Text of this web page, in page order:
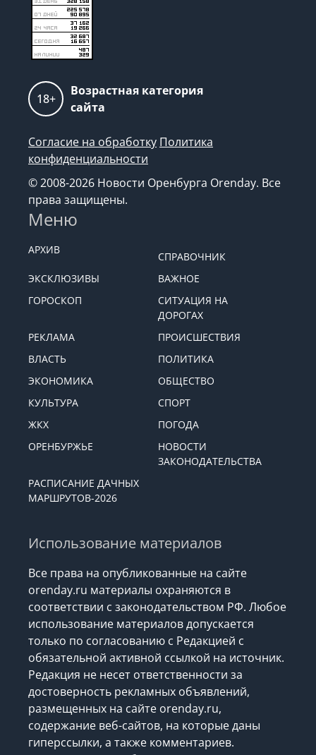
18+
Возрастная категория
сайта
Согласие на обработку Политика
конфиденциальности
© 2008-2026 Новости Оренбурга Orenday. Все
права защищены.
Меню
АРХИВ
СПРАВОЧНИК
ЭКСКЛЮЗИВЫ
ВАЖНОЕ
ГОРОСКОП
СИТУАЦИЯ НА
ДОРОГАХ
РЕКЛАМА
ПРОИСШЕСТВИЯ
ВЛАСТЬ
ПОЛИТИКА
ЭКОНОМИКА
ОБЩЕСТВО
КУЛЬТУРА
СПОРТ
ЖКХ
ПОГОДА
ОРЕНБУРЖЬЕ
НОВОСТИ
ЗАКОНОДАТЕЛЬСТВА
РАСПИСАНИЕ ДАЧНЫХ
МАРШРУТОВ-2026
Использование материалов
Все права на опубликованные на сайте
orenday.ru материалы охраняются в
соответствии с законодательством РФ. Любое
использование материалов допускается
только по согласованию с Редакцией с
обязательной активной ссылкой на источник.
Редакция не несет ответственности за
достоверность рекламных объявлений,
размещенных на сайте orenday.ru,
содержание веб-сайтов, на которые даны
гиперссылки, а также комментариев.